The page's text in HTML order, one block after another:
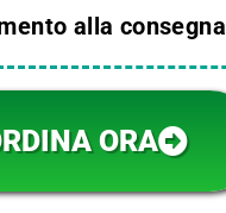
alla consegna
ORA